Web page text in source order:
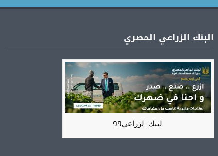
البنك الزراعي المصري
البنك-الزراعي99